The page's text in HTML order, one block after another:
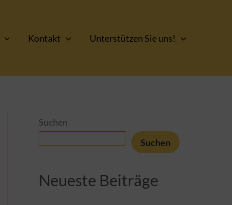
Kontakt Unterstützen Sie uns!
Suchen
Suchen
Neueste Beiträge